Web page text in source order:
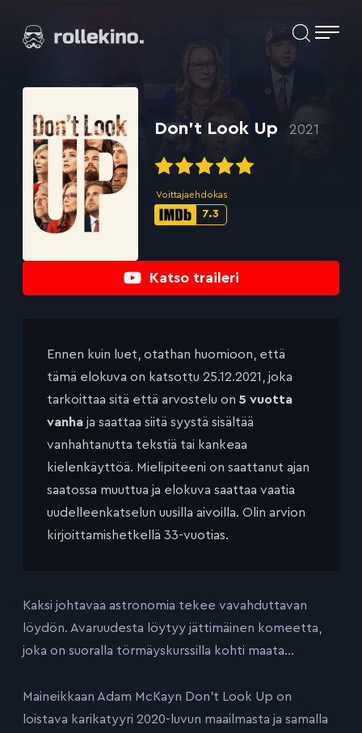
suoraan
Elokuvat ja elokuva-arviot | Rollekino.fi
Katso traileri
Don’t Look Up 2021
Voittajaehdokas
IMDb-
7.3
Ennen kuin luet, otathan huomioon, että
tämä elokuva on katsottu 25.12.2021, joka
tarkoittaa sitä että arvostelu on 5 vuotta
vanha ja saattaa siitä syystä sisältää
vanhahtanutta tekstiä tai kankeaa
kielenkäyttöä. Mielipiteeni on saattanut ajan
saatossa muuttua ja elokuva saattaa vaatia
uudelleenkatselun uusilla aivoilla. Olin arvion
kirjoittamishetkellä 33-vuotias.
Kaksi johtavaa astronomia tekee vavahduttavan
löydön. Avaruudesta löytyy jättimäinen komeetta,
joka on suoralla törmäyskurssilla kohti maata…
Maineikkaan Adam McKayn Don’t Look Up on
loistava karikatyyri 2020-luvun maailmasta ja samalla